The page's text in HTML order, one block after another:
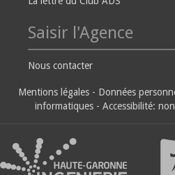
Saisir l'Agence
Nous contacter
Mentions légales - Données
informatiques - Accessibilité: